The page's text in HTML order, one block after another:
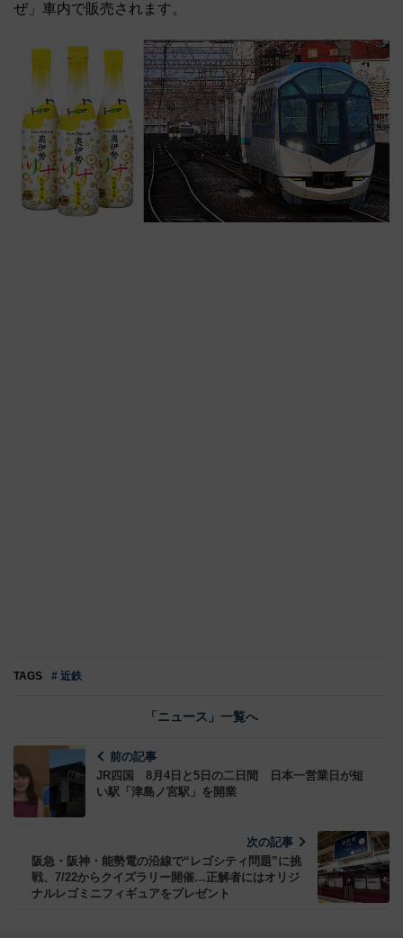
ぜ」車内で販売されます。
TAGS # 近鉄
「ニュース」一覧へ
前の記事
JR四国 8月4日と5日の二日間 日本一営業日が短
い駅「津島ノ宮駅」を開業
次の記事
阪急・阪神・能勢電の沿線で“レゴシティ問題”に挑
戦、7/22からクイズラリー開催…正解者にはオリジ
ナルレゴミニフィギュアをプレゼント